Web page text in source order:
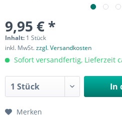
9,95 € *
Inhalt: 1 Stück
inkl. MwSt.zzgl. Versandkosten
Sofort versandfertig, Lieferzeit
In
Merken